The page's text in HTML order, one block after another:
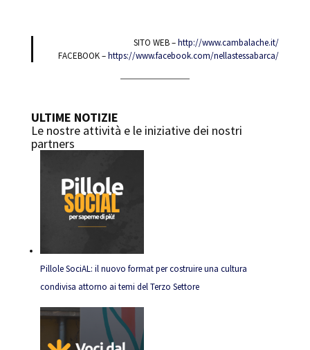
SITO WEB –http://www.cambalache.it/
FACEBOOK –https://www.facebook.com/nellastessabarca/
ULTIME NOTIZIE
Le nostre attività e le iniziative dei nostri
partners
Pillole SociAL: il nuovo format per costruire una cultura
condivisa attorno ai temi del Terzo Settore